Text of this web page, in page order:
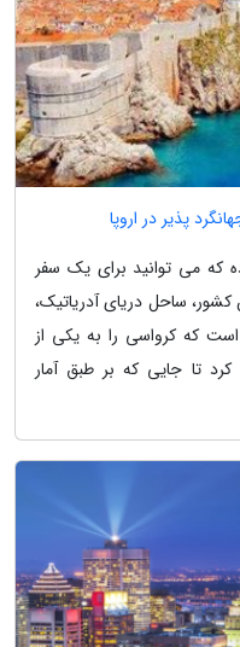
پذیر در اروپا
که می توانید برای یک سفر
کشور، ساحل دریای آدریاتیک،
که کرواسی را به یکی از
کرد تا جایی که بر طبق آمار